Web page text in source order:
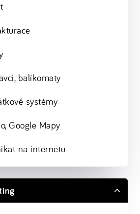
balíkomaty
systémy
Google Mapy
na internetu